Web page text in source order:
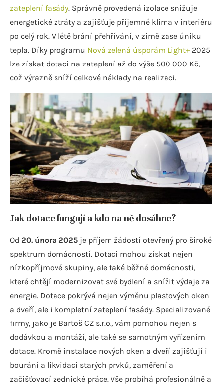
zateplení fasády. Správně provedená izolace snižuje
energetické ztráty a zajišťuje příjemné klima v interiéru
po celý rok. V létě brání přehřívání, v zimě zase úniku
tepla. Díky programu Nová zelená úsporám Light+ 2025
lze získat dotaci na zateplení až do výše 500 000 Kč,
což výrazně sníží celkové náklady na realizaci.
Jak dotace fungují a kdo na ně dosáhne?
Od 20. února 2025 je příjem žádostí otevřený pro široké
spektrum domácností. Dotaci mohou získat nejen
nízkopříjmové skupiny, ale také běžné domácnosti,
které chtějí modernizovat své bydlení a snížit výdaje za
energie. Dotace pokrývá nejen výměnu plastových oken
a dveří, ale i kompletní zateplení fasády. Specializované
firmy, jako je Bartoš CZ s.r.o., vám pomohou nejen s
dodávkou a montáží, ale také se samotným vyřízením
dotace. Kromě instalace nových oken a dveří zajišťují i
bourání a likvidaci starých prvků, zaměření a
začišťovací zednické práce. Vše probíhá profesionálně a